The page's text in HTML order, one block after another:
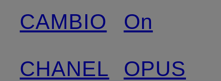
CAMBIO
CHANEL
On
OPUS